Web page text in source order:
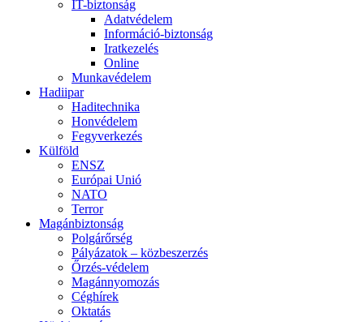
IT-biztonság
Adatvédelem
Információ-biztonság
Iratkezelés
Online
Munkavédelem
Hadiipar
Haditechnika
Honvédelem
Fegyverkezés
Külföld
ENSZ
Európai Unió
NATO
Terror
Magánbiztonság
Polgárőrség
Pályázatok – közbeszerzés
Őrzés-védelem
Magánnyomozás
Céghírek
Oktatás